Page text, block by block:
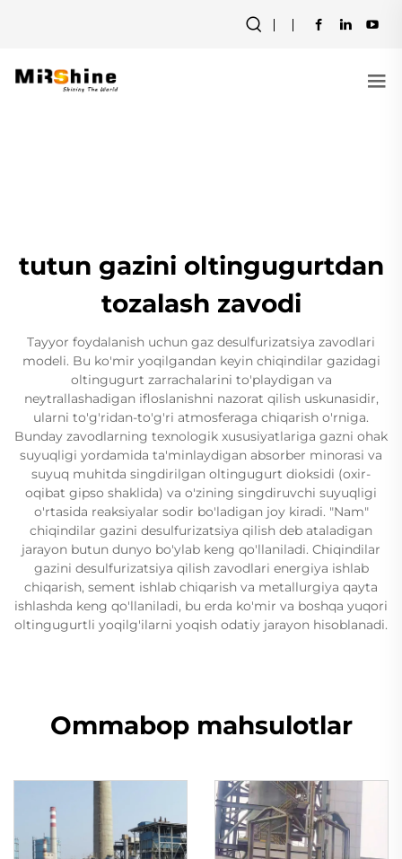
tutun gazini oltingugurtdan
tozalash zavodi
Tayyor foydalanish uchun gaz desulfurizatsiya zavodlari
modeli. Bu ko'mir yoqilgandan keyin chiqindilar gazidagi
oltingugurt zarrachalarini to'playdigan va
neytrallashadigan ifloslanishni nazorat qilish uskunasidir,
ularni to'g'ridan-to'g'ri atmosferaga chiqarish o'rniga.
Bunday zavodlarning texnologik xususiyatlariga gazni ohak
suyuqligi yordamida ta'minlaydigan absorber minorasi va
suyuq muhitda singdirilgan oltingugurt dioksidi (oxir-
oqibat gipso shaklida) va o'zining singdiruvchi suyuqligi
o'rtasida reaksiyalar sodir bo'ladigan joy kiradi. "Nam"
chiqindilar gazini desulfurizatsiya qilish deb ataladigan
jarayon butun dunyo bo'ylab keng qo'llaniladi. Chiqindilar
gazini desulfurizatsiya qilish zavodlari energiya ishlab
chiqarish, sement ishlab chiqarish va metallurgiya qayta
ishlashda keng qo'llaniladi, bu erda ko'mir va boshqa yuqori
oltingugurtli yoqilg'ilarni yoqish odatiy jarayon hisoblanadi.
Ommabop mahsulotlar